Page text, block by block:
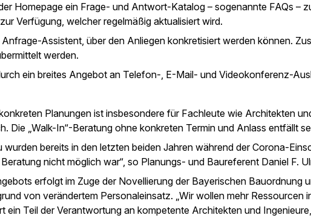
Homepage ein Frage- und Antwort-Katalog – sogenannte FAQs –
Verfügung, welcher regelmäßig aktualisiert wird.
Assistent, über den Anliegen konkretisiert werden können.
werden.
ein breites Angebot an Telefon-, E-Mail- und Videokonferenz-
Planungen ist insbesondere für Fachleute wie Architekten
Die „Walk-In“-Beratung ohne konkreten Termin und Anlass entfällt
wurden bereits in den letzten beiden Jahren während der Corona-
nicht möglich war“, so Planungs- und Baureferent Daniel F.
erfolgt im Zuge der Novellierung der Bayerischen Bauordnung
von verändertem Personaleinsatz. „Wir wollen mehr Ressourcen
ein Teil der Verantwortung an kompetente Architekten und